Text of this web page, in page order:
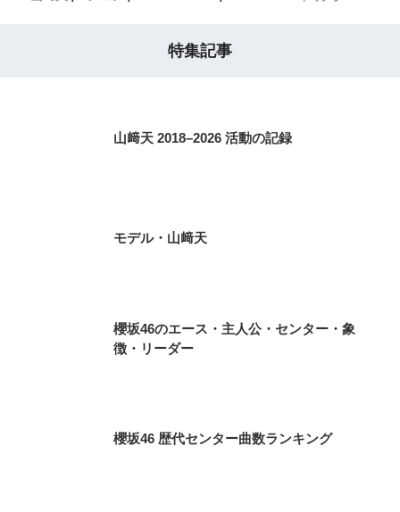
特集記事
山﨑天 2018–2026 活動の記録
モデル・山﨑天
櫻坂46のエース・主人公・センター・象
徴・リーダー
櫻坂46 歴代センター曲数ランキング